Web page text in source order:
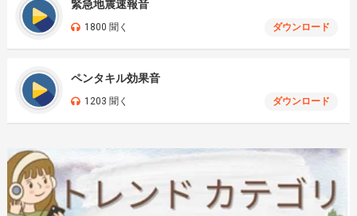
緊急地震速報音
1800 聞く ダウンロード
ペンタキル効果音
1203 聞く ダウンロード